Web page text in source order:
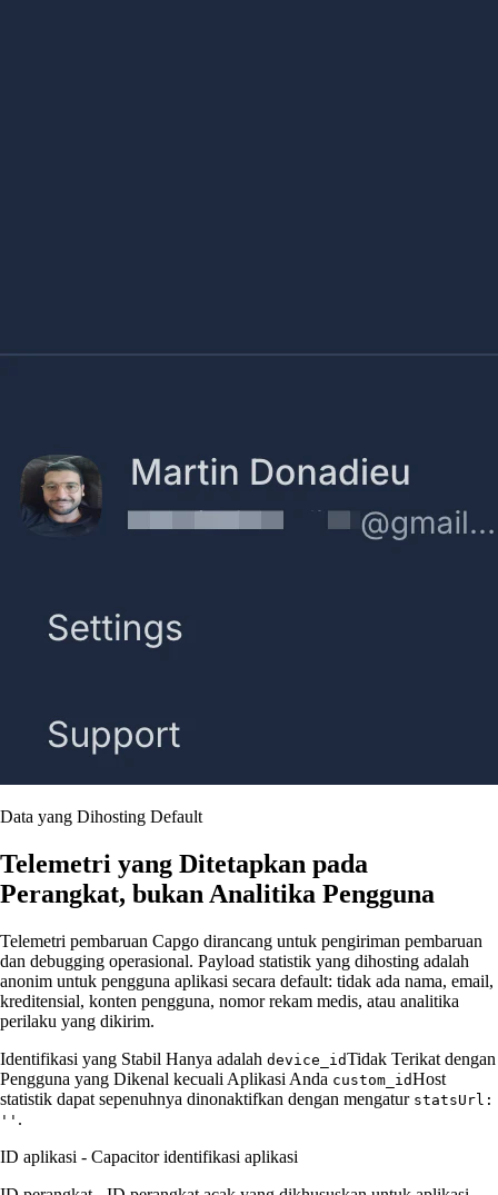
Data yang Dihosting Default
Telemetri yang Ditetapkan pada
Perangkat, bukan Analitika Pengguna
Telemetri pembaruan Capgo dirancang untuk pengiriman pembaruan
dan debugging operasional. Payload statistik yang dihosting adalah
anonim untuk pengguna aplikasi secara default: tidak ada nama, email,
kreditensial, konten pengguna, nomor rekam medis, atau analitika
perilaku yang dikirim.
Identifikasi yang Stabil Hanya adalah device_idTidak Terikat dengan
Pengguna yang Dikenal kecuali Aplikasi Anda custom_idHost
statistik dapat sepenuhnya dinonaktifkan dengan mengatur statsUrl:
'' .
ID aplikasi - Capacitor identifikasi aplikasi